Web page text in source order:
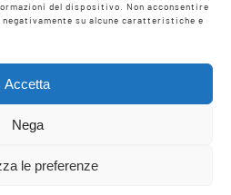
del dispositivo. Non acconsentire
su alcune caratteristiche e
Accetta
Nega
le preferenze